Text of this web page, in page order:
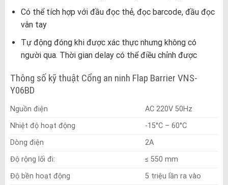
Có thể tích hợp với đầu đọc thẻ, đọc barcode, đầu đọc
vân tay
Tự động đóng khi được xác thực nhưng không có
người qua. Thời gian delay có thể điều chỉnh được
Thông số kỹ thuật Cổng an ninh Flap Barrier VNS-
Y06BD
Nguồn điện
AC 220V 50Hz
Nhiệt độ hoạt động
-15°C – 60°C
Dòng điện
2A
Độ rộng lối đi:
≤ 550 mm
Độ bền hoạt động
5 triệu lần ra vào